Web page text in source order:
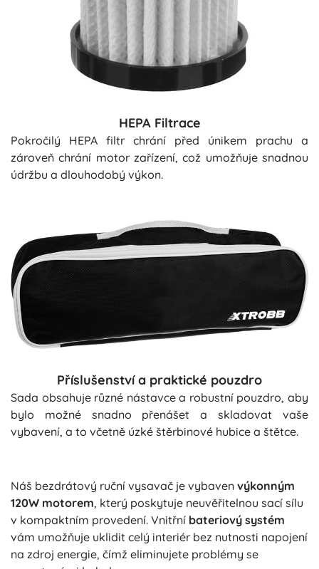
HEPA Filtrace
Pokročilý HEPA filtr chrání před únikem prachu a
zároveň chrání motor zařízení, což umožňuje snadnou
údržbu a dlouhodobý výkon.
Příslušenství a praktické pouzdro
Sada obsahuje různé nástavce a robustní pouzdro, aby
bylo možné snadno přenášet a skladovat vaše
vybavení, a to včetně úzké štěrbinové hubice a štětce.
Náš bezdrátový ruční vysavač je vybaven výkonným
120W motorem, který poskytuje neuvěřitelnou sací sílu
v kompaktním provedení. Vnitřní bateriový systém
vám umožňuje uklidit celý interiér bez nutnosti napojení
na zdroj energie, čímž eliminujete problémy se